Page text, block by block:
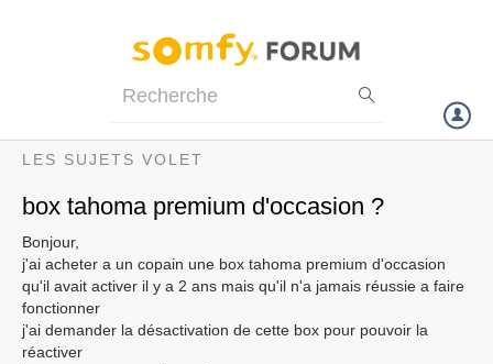
Portail
Garage
LES SUJETS VOLET
box tahoma premium d'occasion ?
Bonjour,
j'ai acheter a un copain une box tahoma premium d'occasion
qu'il avait activer il y a 2 ans mais qu'il n'a jamais réussie a faire
fonctionner
j'ai demander la désactivation de cette box pour pouvoir la
réactiver